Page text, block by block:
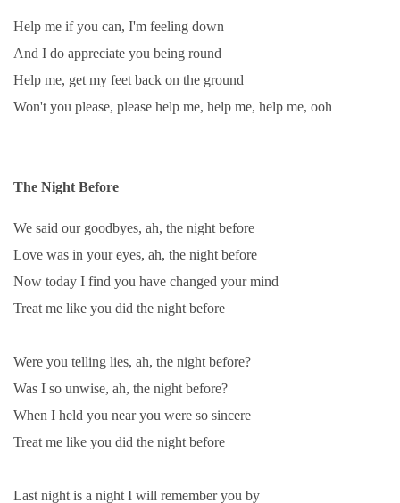
BAZAR
DISKUZE
Help me if you can, I'm feeling down
And I do appreciate you being round
Help me, get my feet back on the ground
Won't you please, please help me, help me, help me, ooh
The Night Before
We said our goodbyes, ah, the night before
Love was in your eyes, ah, the night before
Now today I find you have changed your mind
Treat me like you did the night before
Were you telling lies, ah, the night before?
Was I so unwise, ah, the night before?
When I held you near you were so sincere
Treat me like you did the night before
Last night is a night I will remember you by